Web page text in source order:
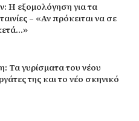
Η εξομολόγηση για τα
– «Αν πρόκειται να σε
Τα γυρίσματα του νέου
της και το νέο σκηνικό